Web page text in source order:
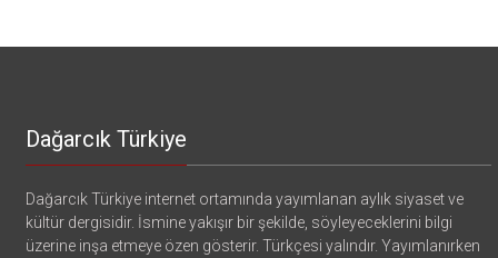
Dağarcık Türkiye
Dağarcık Türkiye internet ortamında yayımlanan aylık siyaset ve
kültür dergisidir. İsmine yakışır bir şekilde, söyleyeceklerini bilgi
üzerine inşa etmeye özen gösterir. Türkçesi yalındır. Yayımlanırken